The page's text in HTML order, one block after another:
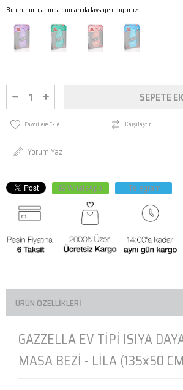
Bu ürünün yanında bunları da tavsiye ediyoruz.
Favorilere Ekle Karşılaştır
Yorum Yaz
WhatsApp Telegram
ÜRÜN ÖZELLIKLERI
GAZZELLA EV TİPİ ISIYA
MASA BEZİ - LİLA (135x50